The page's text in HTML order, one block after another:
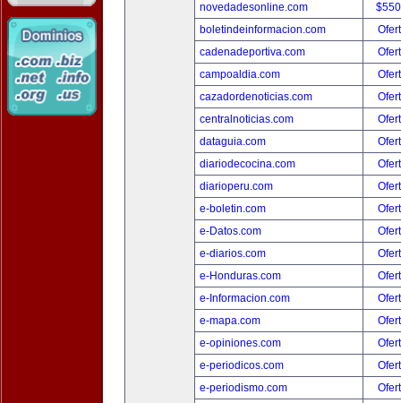
novedadesonline.com
boletindeinformacion.com
cadenadeportiva.com
campoaldia.com
cazadordenoticias.com
centralnoticias.com
dataguia.com
diariodecocina.com
diarioperu.com
e-boletin.com
e-Datos.com
e-diarios.com
e-Honduras.com
e-Informacion.com
e-mapa.com
e-opiniones.com
e-periodicos.com
e-periodismo.com